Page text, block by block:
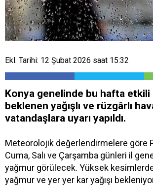
Ekl. Tarihi: 12 Şubat 2026 saat 15:32
Konya genelinde bu hafta etkili
beklenen yağışlı ve rüzgârlı
vatandaşlara uyarı yapıldı.
Meteorolojik değerlendirmelere göre
Cuma, Salı ve Çarşamba günleri il
yağmur görülecek. Yüksek kesimlerde
yağmur ve yer yer kar yağışı